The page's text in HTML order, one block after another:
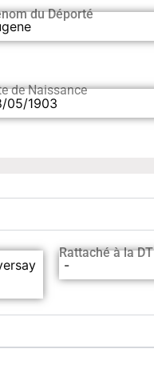
du Déporté
de Naissance
05/1903
Rattaché à la DT
-